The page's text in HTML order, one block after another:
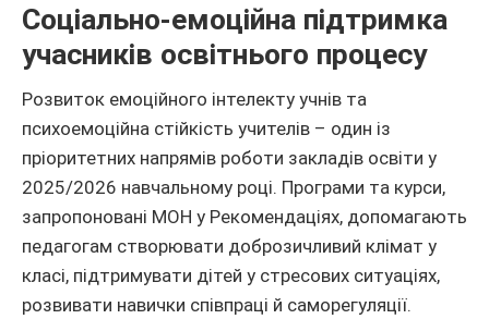
Соціально-емоційна підтримка
учасників освітнього процесу
Розвиток емоційного інтелекту учнів та
психоемоційна стійкість учителів – один із
пріоритетних напрямів роботи закладів освіти у
2025/2026 навчальному році. Програми та курси,
запропоновані МОН у Рекомендаціях, допомагають
педагогам створювати доброзичливий клімат у
класі, підтримувати дітей у стресових ситуаціях,
розвивати навички співпраці й саморегуляції.